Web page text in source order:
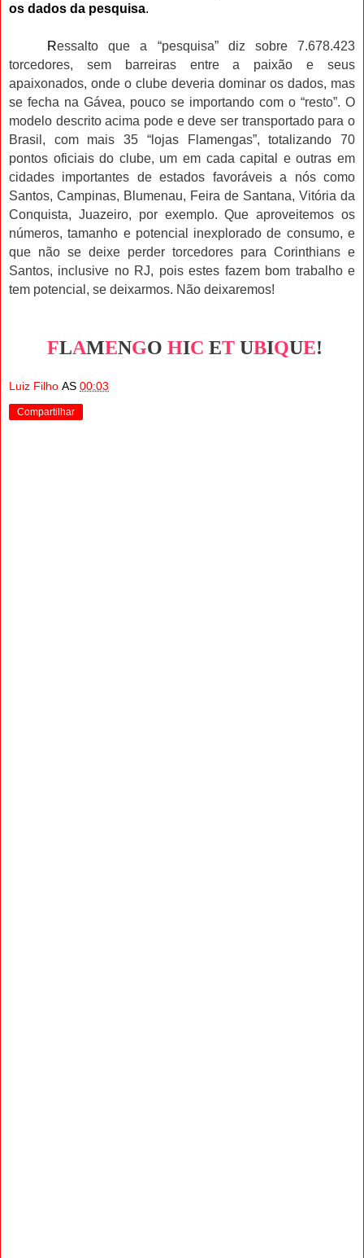
os dados da pesquisa.
Ressalto que a “pesquisa” diz sobre 7.678.423
torcedores, sem barreiras entre a paixão e seus
apaixonados, onde o clube deveria dominar os dados, mas
se fecha na Gávea, pouco se importando com o “resto”. O
modelo descrito acima pode e deve ser transportado para o
Brasil, com mais 35 “lojas Flamengas”, totalizando 70
pontos oficiais do clube, um em cada capital e outras em
cidades importantes de estados favoráveis a nós como
Santos, Campinas, Blumenau, Feira de Santana, Vitória da
Conquista, Juazeiro, por exemplo. Que aproveitemos os
números, tamanho e potencial inexplorado de consumo, e
que não se deixe perder torcedores para Corinthians e
Santos, inclusive no RJ, pois estes fazem bom trabalho e
tem potencial, se deixarmos. Não deixaremos!
FLAMENGO HIC ET UBIQUE!
Luiz Filho AS 00:03
Compartilhar